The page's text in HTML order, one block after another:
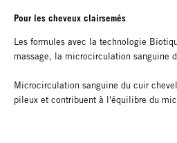
Pour les cheveux clairsemés
Les formules avec la technologie
massage, la microcirculation sanguine
Microcirculation sanguine du cuir
pileux et contribuent à l'équilibre du